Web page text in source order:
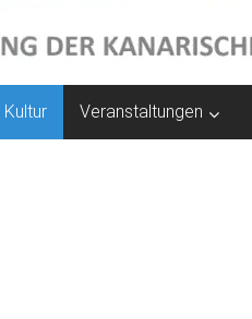
Kultur Veranstaltungen